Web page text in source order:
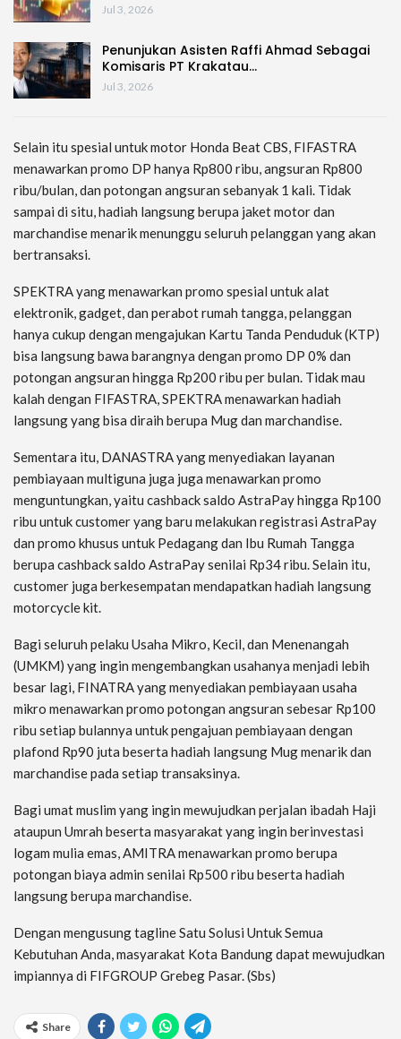
Jul 3, 2026
Penunjukan Asisten Raffi Ahmad Sebagai
Komisaris PT Krakatau…
Jul 3, 2026
Selain itu spesial untuk motor Honda Beat CBS, FIFASTRA
menawarkan promo DP hanya Rp800 ribu, angsuran Rp800
ribu/bulan, dan potongan angsuran sebanyak 1 kali. Tidak
sampai di situ, hadiah langsung berupa jaket motor dan
marchandise menarik menunggu seluruh pelanggan yang akan
bertransaksi.
SPEKTRA yang menawarkan promo spesial untuk alat
elektronik, gadget, dan perabot rumah tangga, pelanggan
hanya cukup dengan mengajukan Kartu Tanda Penduduk (KTP)
bisa langsung bawa barangnya dengan promo DP 0% dan
potongan angsuran hingga Rp200 ribu per bulan. Tidak mau
kalah dengan FIFASTRA, SPEKTRA menawarkan hadiah
langsung yang bisa diraih berupa Mug dan marchandise.
Sementara itu, DANASTRA yang menyediakan layanan
pembiayaan multiguna juga juga menawarkan promo
menguntungkan, yaitu cashback saldo AstraPay hingga Rp100
ribu untuk customer yang baru melakukan registrasi AstraPay
dan promo khusus untuk Pedagang dan Ibu Rumah Tangga
berupa cashback saldo AstraPay senilai Rp34 ribu. Selain itu,
customer juga berkesempatan mendapatkan hadiah langsung
motorcycle kit.
Bagi seluruh pelaku Usaha Mikro, Kecil, dan Menenangah
(UMKM) yang ingin mengembangkan usahanya menjadi lebih
besar lagi, FINATRA yang menyediakan pembiayaan usaha
mikro menawarkan promo potongan angsuran sebesar Rp100
ribu setiap bulannya untuk pengajuan pembiayaan dengan
plafond Rp90 juta beserta hadiah langsung Mug menarik dan
marchandise pada setiap transaksinya.
Bagi umat muslim yang ingin mewujudkan perjalan ibadah Haji
ataupun Umrah beserta masyarakat yang ingin berinvestasi
logam mulia emas, AMITRA menawarkan promo berupa
potongan biaya admin senilai Rp500 ribu beserta hadiah
langsung berupa marchandise.
Dengan mengusung tagline Satu Solusi Untuk Semua
Kebutuhan Anda, masyarakat Kota Bandung dapat mewujudkan
impiannya di FIFGROUP Grebeg Pasar. (Sbs)
Share